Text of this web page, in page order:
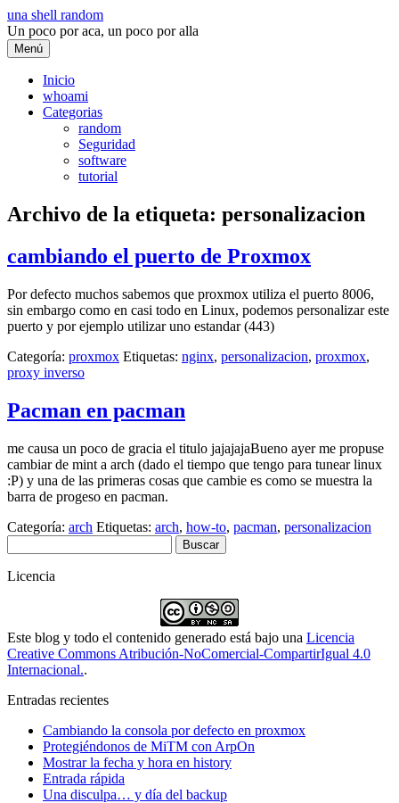
Saltar
al
contenido
una shell random
Un poco por aca, un poco por alla
Menú
Inicio
whoami
Categorias
random
Seguridad
software
tutorial
Archivo de la etiqueta: personalizacion
cambiando el puerto de Proxmox
Por defecto muchos sabemos que proxmox utiliza el puerto 8006,
sin embargo como en casi todo en Linux, podemos personalizar este
puerto y por ejemplo utilizar uno estandar (443)
Categoría: proxmox Etiquetas: nginx, personalizacion, proxmox,
proxy inverso
Pacman en pacman
me causa un poco de gracia el titulo jajajajaBueno ayer me propuse
cambiar de mint a arch (dado el tiempo que tengo para tunear linux
:P) y una de las primeras cosas que cambie es como se muestra la
barra de progeso en pacman.
Categoría: arch Etiquetas: arch, how-to, pacman, personalizacion
Licencia
Este blog y todo el contenido generado está bajo una Licencia
Creative Commons Atribución-NoComercial-CompartirIgual 4.0
Internacional..
Entradas recientes
Cambiando la consola por defecto en proxmox
Protegiéndonos de MiTM con ArpOn
Mostrar la fecha y hora en history
Entrada rápida
Una disculpa… y día del backup